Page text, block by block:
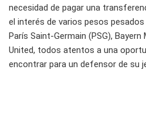
necesidad de pagar una
el interés de varios pesos
París Saint-Germain (PSG),
United, todos atentos a una
encontrar para un defensor de su